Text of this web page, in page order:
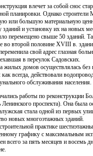
влечет за собой снос
планировки. Однако строители
или большую материальную
зданий и установку их на новых
перемещено свыше 50 зданий.
во второй половине XVIII в.
свой адрес глазная
в переулок Садовских.
жилых домов осуществлялась
как всегда, действовали
обслуживания населения.
работы по реконструкции
Ленинского проспекта). Она была
стала одной из первых
новых многоэтажных зданий.
практике
графику с максимальным
всего за пять месяцев и восемь